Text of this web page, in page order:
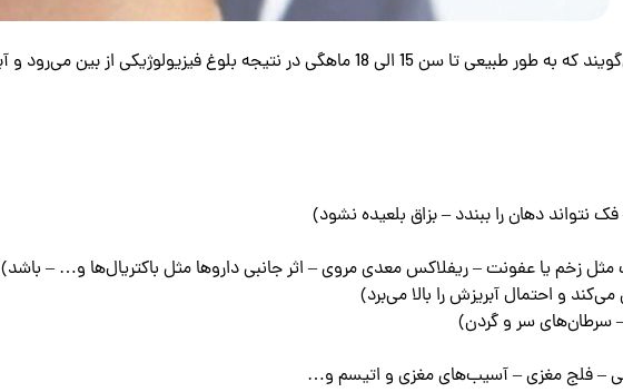
نتواند دهان را ببندد – بزاق بلعیده نشود)
زخم یا عفونت – ریفلاکس معدی مروی – اثر جانبی داروها مثل باکتریال‌ها و… – باشد)
و احتمال آبریزش را بالا می‌برد)
سرطان‌های سر و گردن)
– فلج مغزی – آسیب‌های مغزی و اتیسم و…